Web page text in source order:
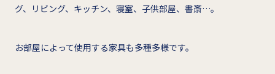
グ、リビング、キッチン、寝室、子供部屋、書斎…。
お部屋によって使用する家具も多種多様です。